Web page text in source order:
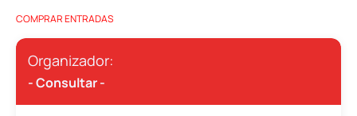
COMPRAR ENTRADAS
Organizador:
- Consultar -